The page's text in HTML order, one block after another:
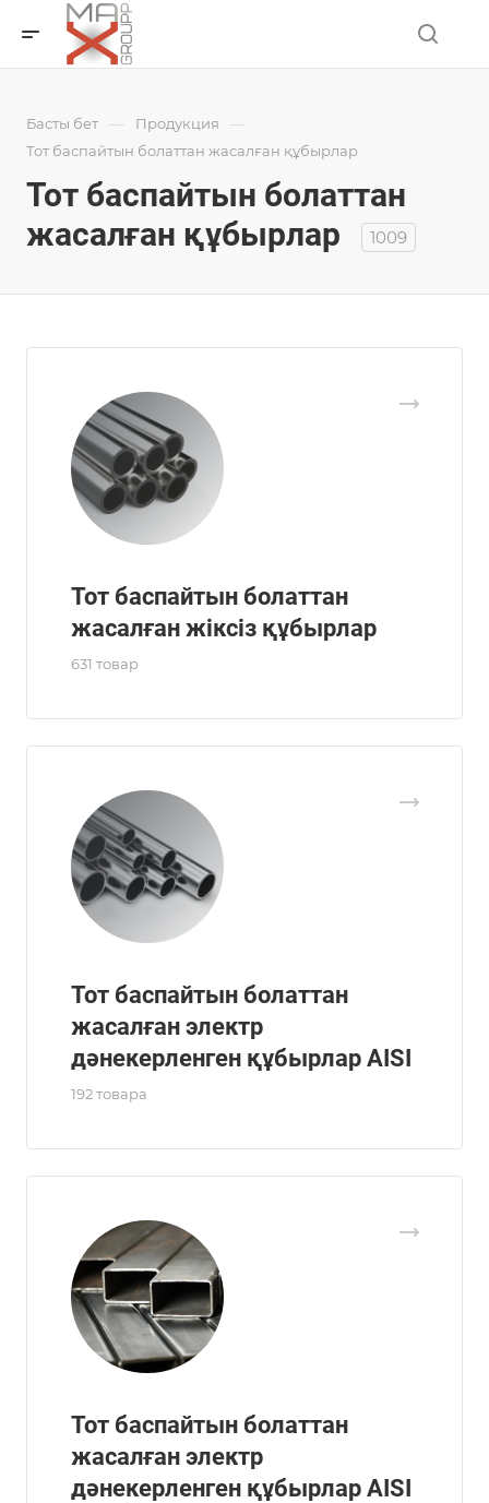
Басты бет — Продукция —
Тот баспайтын болаттан жасалған құбырлар
Тот баспайтын болаттан
жасалған құбырлар
1009
Тот баспайтын болаттан
жасалған жіксіз құбырлар
631 товар
Тот баспайтын болаттан
жасалған электр
дәнекерленген құбырлар AISI
192 товара
Тот баспайтын болаттан
жасалған электр
дәнекерленген құбырлар AISI